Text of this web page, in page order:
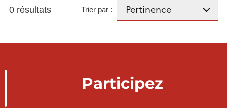
0 résultats Trier par :
Participez